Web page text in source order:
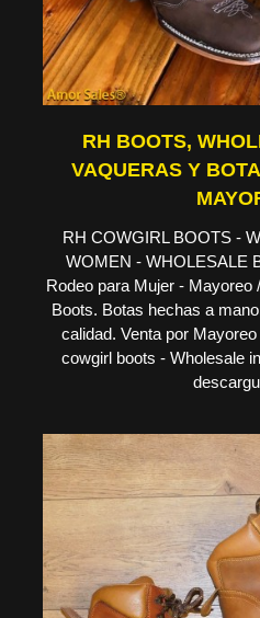
RH BOOTS,
VAQUERAS Y
RH COWGIRL BOOTS -
WOMEN - WHOLESALE
Rodeo para Mujer - Mayoreo
Boots. Botas hechas a
calidad. Venta por
cowgirl boots - Wholesale